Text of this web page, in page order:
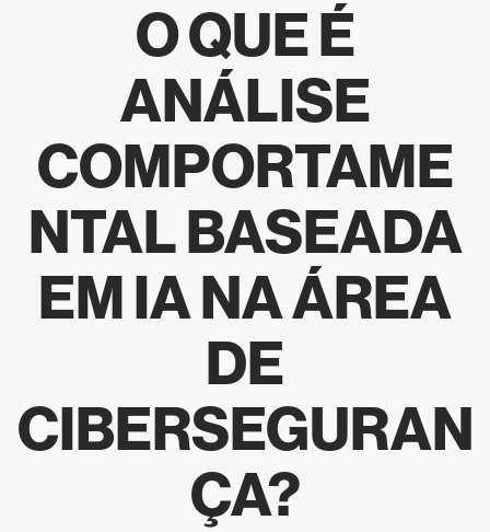
O QUE É
ANÁLISE
COMPORTAME
NTAL BASEADA
EM IA NA ÁREA
DE
CIBERSEGURAN
ÇA?